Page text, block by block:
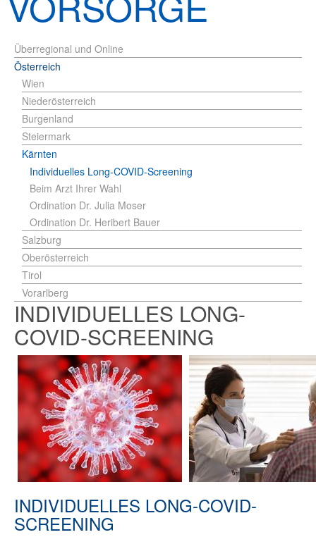
Überregional und Online
Österreich
Wien
Niederösterreich
Burgenland
Steiermark
Kärnten
Individuelles Long-COVID-Screening
Beim Arzt Ihrer Wahl
Ordination Dr. Julia Moser
Ordination Dr. Heribert Bauer
Salzburg
Oberösterreich
Tirol
Vorarlberg
INDIVIDUELLES LONG-
COVID-SCREENING
INDIVIDUELLES LONG-COVID-
SCREENING